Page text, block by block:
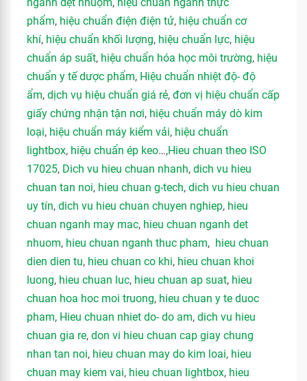
phẩm, hiệu chuẩn điện điện tử, hiệu chuẩn cơ
khí, hiệu chuẩn khối lượng, hiệu chuẩn lực, hiệu
chuẩn áp suất, hiệu chuẩn hóa học môi trường, hiệu
chuẩn y tế dược phẩm, Hiệu chuẩn nhiệt độ- độ
ẩm, dịch vụ hiệu chuẩn giá rẻ, đơn vị hiệu chuẩn cấp
giấy chứng nhận tận nơi, hiệu chuẩn máy dò kim
loại, hiệu chuẩn máy kiểm vải, hiệu chuẩn
lightbox, hiệu chuẩn ép keo…,Hieu chuan theo ISO
17025, Dich vu hieu chuan nhanh, dich vu hieu
chuan tan noi, hieu chuan g-tech, dich vu hieu chuan
uy tín, dich vu hieu chuan chuyen nghiep, hieu
chuan nganh may mac, hieu chuan nganh det
nhuom, hieu chuan nganh thuc pham, hieu chuan
dien dien tu, hieu chuan co khi, hieu chuan khoi
luong, hieu chuan luc, hieu chuan ap suat, hieu
chuan hoa hoc moi truong, hieu chuan y te duoc
pham, Hieu chuan nhiet do- do am, dich vu hieu
chuan gia re, don vi hieu chuan cap giay chung
nhan tan noi, hieu chuan may do kim loai, hieu
chuan may kiem vai, hieu chuan lightbox, hieu